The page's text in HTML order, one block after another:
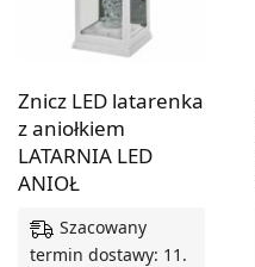
Znicz LED latarenka
z aniołkiem
LATARNIA LED
ANIOŁ
Szacowany
termin dostawy: 11.